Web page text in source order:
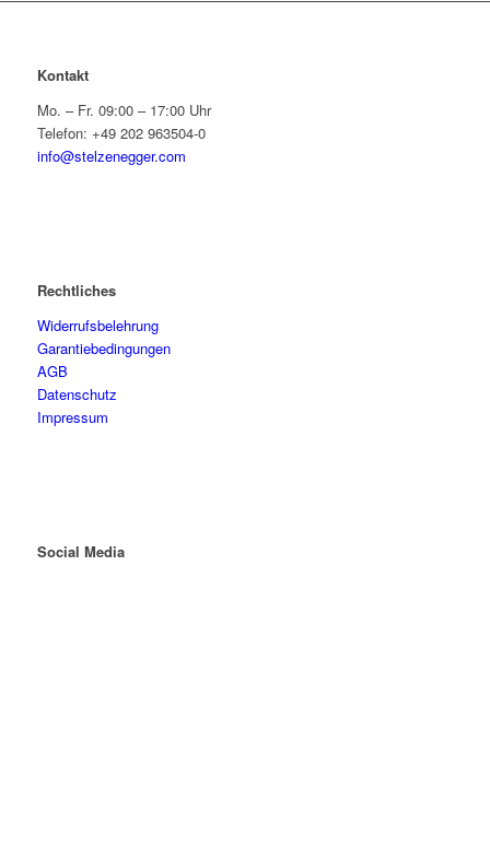
Kontakt
Mo. – Fr. 09:00 – 17:00 Uhr
Telefon: +49 202 963504-0
info@stelzenegger.com
Rechtliches
Widerrufsbelehrung
Garantiebedingungen
AGB
Datenschutz
Impressum
Social Media